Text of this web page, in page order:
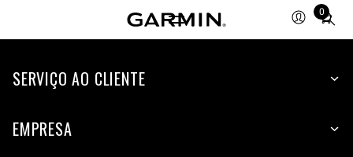
0
Total
items
cart:
SERVIÇO AO CLIENTE
EMPRESA